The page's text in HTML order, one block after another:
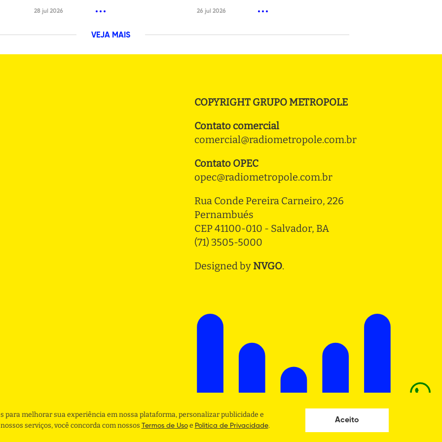
28 jul 2026 26 jul 2026
VEJA MAIS
COPYRIGHT GRUPO METROPOLE
Contato comercial
comercial@radiometropole.com.br
Contato OPEC
opec@radiometropole.com.br
Rua Conde Pereira Carneiro, 226
Pernambués
CEP 41100-010 - Salvador, BA
(71) 3505-5000
Designed by NVGO.
para melhorar sua experiência em nossa plataforma, personalizar publicidade e
serviços, você concorda com nossos Termos de Usoe Politica de Privacidade.
Aceito